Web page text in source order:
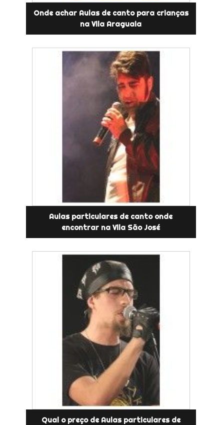
Onde achar Aulas de canto para crianças
na Vila Araguaia
Aulas particulares de canto onde
encontrar na Vila São José
Qual o preço de Aulas particulares de